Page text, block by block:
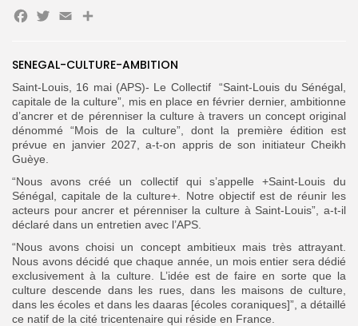
for:
FR
SENEGAL-CULTURE-AMBITION
Saint-Louis, 16 mai (APS)- Le Collectif “Saint-Louis du Sénégal,
capitale de la culture”, mis en place en février dernier, ambitionne
d’ancrer et de pérenniser la culture à travers un concept original
dénommé “Mois de la culture”, dont la première édition est
prévue en janvier 2027, a-t-on appris de son initiateur Cheikh
Guèye.
“Nous avons créé un collectif qui s’appelle +Saint-Louis du
Sénégal, capitale de la culture+. Notre objectif est de réunir les
acteurs pour ancrer et pérenniser la culture à Saint-Louis”, a-t-il
déclaré dans un entretien avec l’APS.
“Nous avons choisi un concept ambitieux mais très attrayant.
Nous avons décidé que chaque année, un mois entier sera dédié
exclusivement à la culture. L’idée est de faire en sorte que la
culture descende dans les rues, dans les maisons de culture,
dans les écoles et dans les daaras [écoles coraniques]”, a détaillé
ce natif de la cité tricentenaire qui réside en France.
Facebook
Twitter
EmailPartager